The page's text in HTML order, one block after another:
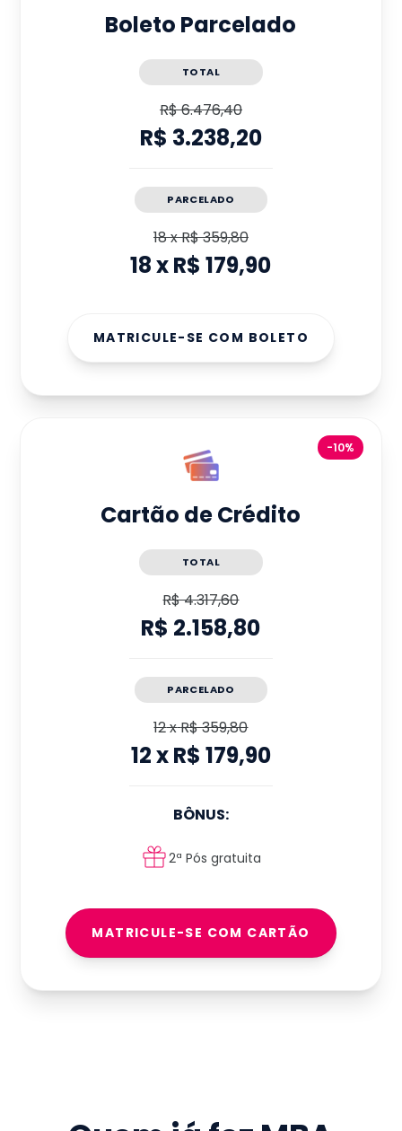
Boleto Parcelado
TOTAL
R$ 6.476,40
R$ 3.238,20
PARCELADO
18xR$ 359,80
18xR$ 179,90
MATRICULE-SE COM BOLETO
-10%
Cartão de Crédito
TOTAL
R$ 4.317,60
R$ 2.158,80
PARCELADO
12xR$ 359,80
12xR$ 179,90
BÔNUS:
2ª Pós gratuita
MATRICULE-SE COM CARTÃO